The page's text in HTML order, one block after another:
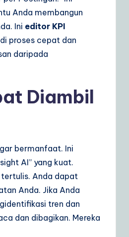
Anda membangun
Ini editor KPI
proses cepat dan
daripada
Diambil
bermanfaat. Ini
AI” yang kuat.
tertulis. Anda dapat
Anda. Jika Anda
tren dan
dan dibagikan. Mereka